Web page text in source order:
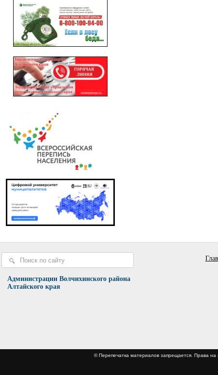
Администрации Волчихинского района
Алтайского края
© Перепечатка материалов запрещается.